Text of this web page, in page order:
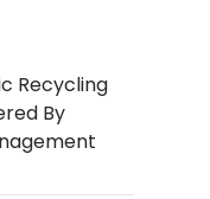
Recycling
By